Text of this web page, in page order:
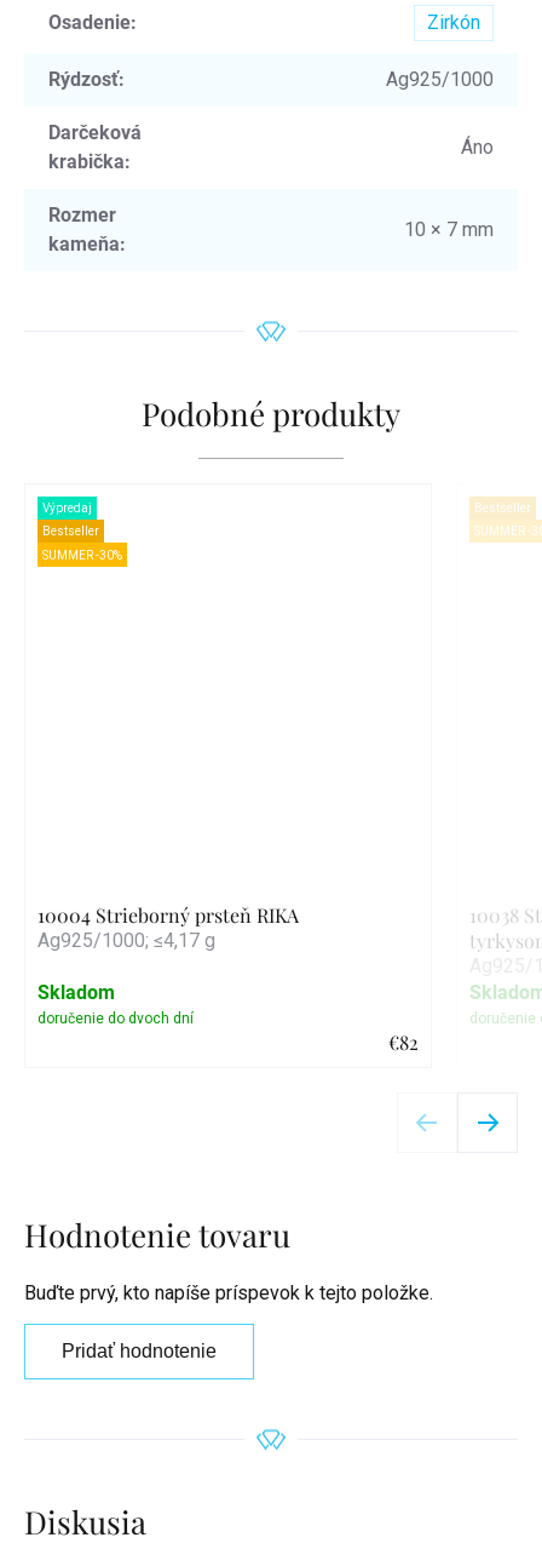
Osadenie: Zirkón
Rýdzosť: Ag925/1000
Darčeková
krabička:
Áno
Rozmer
kameňa:
10 × 7 mm
Podobné produkty
Výpredaj
Bestseller
SUMMER -30%
10004 Strieborný prsteň RIKA
Ag925/1000; ≤4,17 g
€82
Skladom
Bestseller
SUMMER -
10038
Hodnotenie tovaru
Buďte prvý, kto napíše príspevok k tejto položke.
Pridať hodnotenie
Diskusia